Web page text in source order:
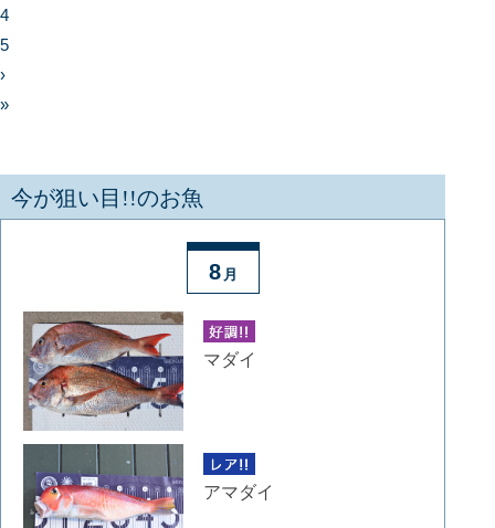
4
5
›
»
今が狙い目!!のお魚
8 月
マダイ
アマダイ